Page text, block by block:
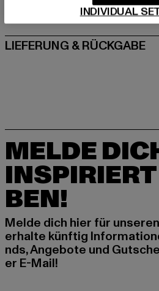
PFLEGEHINWEISE
LIEFERUNG & RÜCKGABE
MELDE
BEN!
Melde dich hier für
erhalte künftig
nds, Angebote und
er E-Mail!
INDIVIDUAL